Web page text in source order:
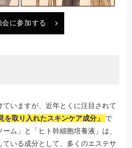
会に参加する
いますが、近年とくに注目されて
を取り入れたスキンケア成分」
で
ム」と「ヒト幹細胞培養液」は、
ている成分として、多くのエステサ